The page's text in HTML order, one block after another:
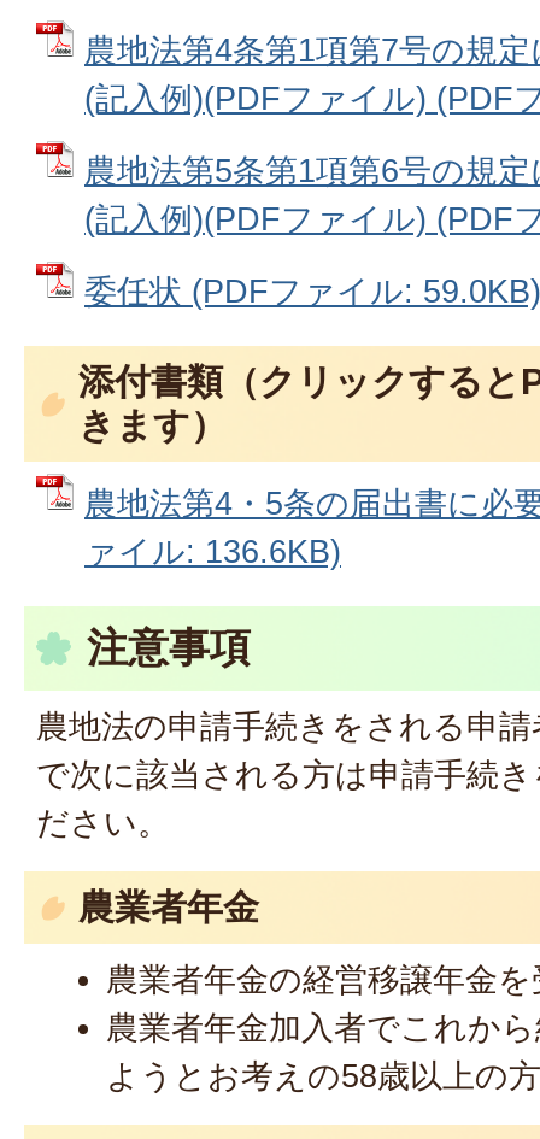
農地法第4条第1項第7号の規
(記入例)(PDFファイル) (PDF
農地法第5条第1項第6号の規
(記入例)(PDFファイル) (PDF
委任状 (PDFファイル: 59.0KB)
添付書類（クリックすると
きます）
農地法第4・5条の届出書に必
ァイル: 136.6KB)
注意事項
農地法の申請手続きをされる申
で次に該当される方は申請手続
ださい。
農業者年金
農業者年金の経営移譲年金
農業者年金加入者でこれか
ようとお考えの58歳以上の